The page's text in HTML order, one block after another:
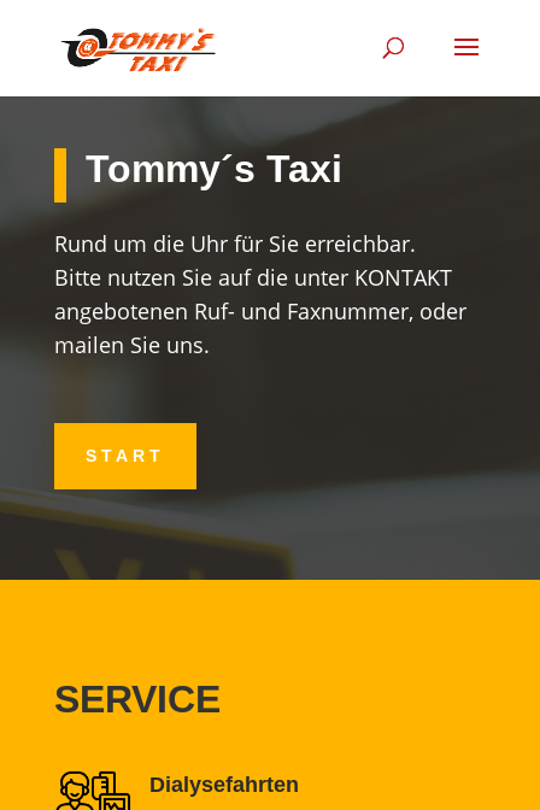
Tommy´s Taxi
Rund um die Uhr für Sie erreichbar.
Bitte nutzen Sie auf die unter KONTAKT
angebotenen Ruf- und Faxnummer, oder
mailen Sie uns.
START
SERVICE
Dialysefahrten